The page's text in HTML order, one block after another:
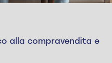
alla compravendita e